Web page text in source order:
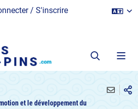
/ S'inscrire
et le développement du